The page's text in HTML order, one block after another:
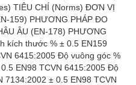
TIÊU CHÍ (Norms) ĐƠN VỊ
159) PHƯƠNG PHÁP ĐO
ÂU (EN-178) PHƯƠNG
kích thước % ± 0.5 EN159
6415:2005 Độ vuông góc %
EN98 TCVN 6415:2005 Độ
7134:2002 ± 0.5 EN98 TCVN